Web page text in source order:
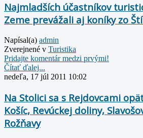
Najmladších účastníkov
Zeme prevážali aj koníky zo
Napísal(a) admin
Zverejnené v Turistika
Pridajte komentár medzi prvými!
Čítať ďalej...
nedeľa, 17 júl 2011 10:02
Na Stolici sa s Rejdovcami
Košíc, Revúckej doliny,
Rožňavy